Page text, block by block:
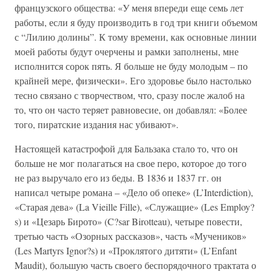
французского общества: «У меня впереди еще семь лет
работы, если я буду производить в год три книги объемом
с “Лилию долины”. К тому времени, как основные линии
моей работы будут очерчены и рамки заполнены, мне
исполнится сорок пять. Я больше не буду молодым – по
крайней мере, физически». Его здоровье было настолько
тесно связано с творчеством, что, сразу после жалоб на
то, что он часто теряет равновесие, он добавлял: «Более
того, пиратские издания нас убивают».
Настоящей катастрофой для Бальзака стало то, что он
больше не мог полагаться на свое перо, которое до того
не раз выручало его из беды. В 1836 и 1837 гг. он
написал четыре романа – «Дело об опеке» (L’Interdiction),
«Старая дева» (La Vieille Fille), «Служащие» (Les Employ?
s) и «Цезарь Бирото» (C?sar Birotteau), четыре повести,
третью часть «Озорных рассказов», часть «Мучеников»
(Les Martyrs Ignor?s) и «Проклятого дитяти» (L’Enfant
Maudit), большую часть своего беспорядочного трактата о